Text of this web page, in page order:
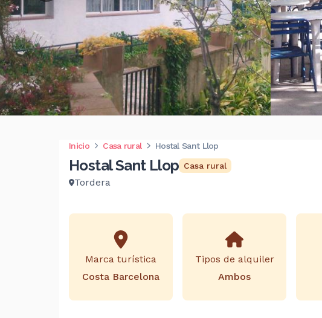
Inicio Casa rural Hostal Sant Llop
Hostal Sant Llop Casa rural
Tordera
Marca turística
Costa Barcelona
Tipos de alquiler
Ambos